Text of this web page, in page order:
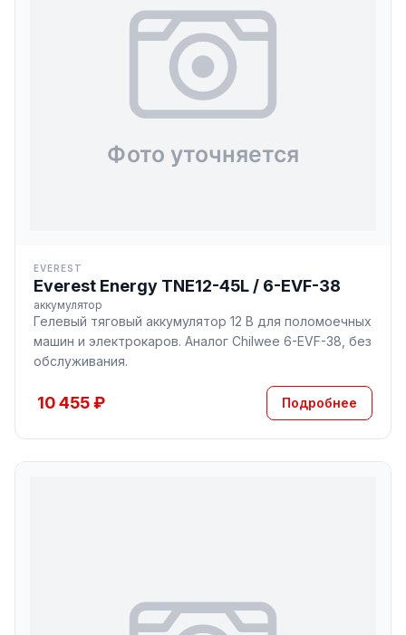
EVEREST
Everest Energy TNE12-45L / 6-EVF-38
аккумулятор
Гелевый тяговый аккумулятор 12 В для поломоечных
машин и электрокаров. Аналог Chilwee 6-EVF-38, без
обслуживания.
10 455 ₽ Подробнее